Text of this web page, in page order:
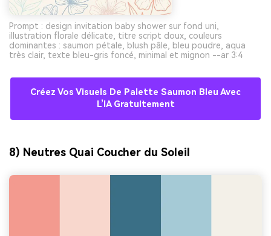
Prompt : design invitation baby shower sur fond uni,
illustration florale délicate, titre script doux, couleurs
dominantes : saumon pétale, blush pâle, bleu poudre, aqua
très clair, texte bleu-gris foncé, minimal et mignon --ar 3:4
Créez Vos Visuels De Palette Saumon Bleu Avec
L’IA Gratuitement
8) Neutres Quai Coucher du Soleil